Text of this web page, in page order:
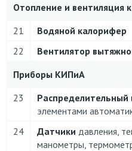
Отопление и вентиляция
21
Водяной калорифер
22
Вентилятор
Приборы КИПиА
23
элементами
24
Датчики давления,
манометры,